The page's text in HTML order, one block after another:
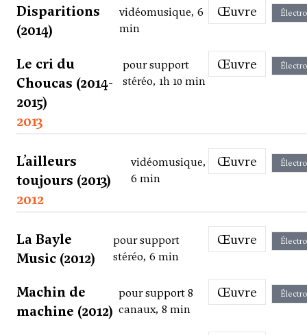
Disparitions
(2014)
vidéomusique, 6
min
Œuvre
Le cri du
Choucas (2014-
2015)
pour support
stéréo, 1h 10 min
Œuvre
2013
L’ailleurs
toujours (2013)
vidéomusique,
6 min
Œuvre
2012
La Bayle
Music (2012)
pour support
stéréo, 6 min
Œuvre
Machin de
machine (2012)
pour support 8
canaux, 8 min
Œuvre